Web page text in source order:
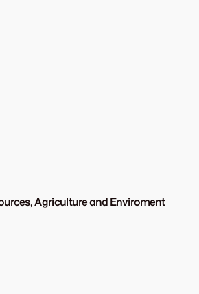
Agriculture and Enviroment